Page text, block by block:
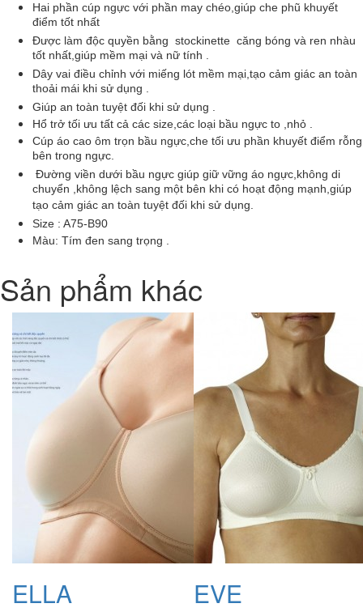
Hai phần cúp ngực với phần may chéo,giúp che phũ khuyết
điểm tốt nhất
Được làm độc quyền bằng stockinette căng bóng và ren nhàu
tốt nhất,giúp mềm mại và nữ tính .
Dây vai điều chỉnh với miếng lót mềm mại,tạo cảm giác an toàn
thoải mái khi sử dụng .
Giúp an toàn tuyệt đối khi sử dụng .
Hổ trở tối ưu tất cả các size,các loại bầu ngực to ,nhỏ .
Cúp áo cao ôm trọn bầu ngực,che tối ưu phần khuyết điểm rỗng
bên trong ngực.
Đường viền dưới bầu ngực giúp giữ vững áo ngực,không di
chuyển ,không lệch sang một bên khi có hoạt động mạnh,giúp
tạo cảm giác an toàn tuyệt đối khi sử dụng.
Size : A75-B90
Màu: Tím đen sang trọng .
Sản phẩm khác
ELLA EVE